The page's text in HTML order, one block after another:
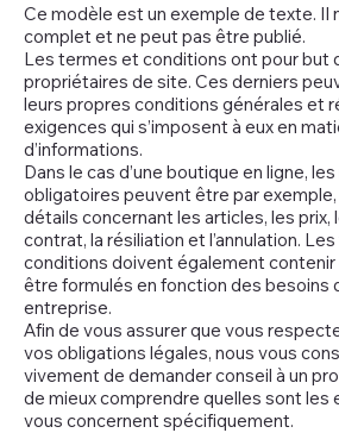
Ce modèle est un exemple de texte. Il
complet et ne peut pas être publié.
Les termes et conditions ont pour but
propriétaires de site. Ces derniers
leurs propres conditions générales et
exigences qui s’imposent à eux en
d’informations.
Dans le cas d’une boutique en ligne,
obligatoires peuvent être par exemple,
détails concernant les articles, les prix,
contrat, la résiliation et l’annulation.
conditions doivent également
être formulés en fonction des besoins
entreprise.
Afin de vous assurer que vous
vos obligations légales, nous vous
vivement de demander conseil à un
de mieux comprendre quelles sont les
vous concernent spécifiquement.